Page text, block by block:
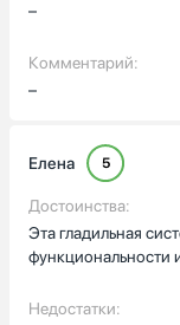
–
Комментарий:
–
Елена 5
Достоинства:
Эта гладильная
функциональности
Недостатки: